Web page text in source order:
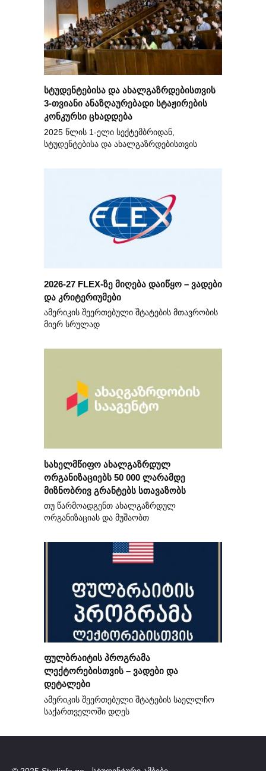
სტუდენტებისა და ახალგაზრდებისთვის
3-თვიანი ანაზღაურებადი სტაჟირების
კონკურსი ცხადდება
2025 წლის 1-ელი სექტემბრიდან,
სტუდენტებისა და ახალგაზრდებისთვის
2026-27 FLEX-ზე მიღება დაიწყო – ვადები
და კრიტერიუმები
ამერიკის შეერთებული შტატების მთავრობის
მიერ სრულად
სახელმწიფო ახალგაზრდულ
ორგანიზაციებს 50 000 ლარამდე
მიზნობრივ გრანტებს სთავაზობს
თუ წარმოადგენთ ახალგაზრდულ
ორგანიზაციას და მუშაობთ
ფულბრაიტის პროგრამა
ლექტორებისთვის – ვადები და
დეტალები
ამერიკის შეერთებული შტატების საელლჩო
საქართველოში დღეს